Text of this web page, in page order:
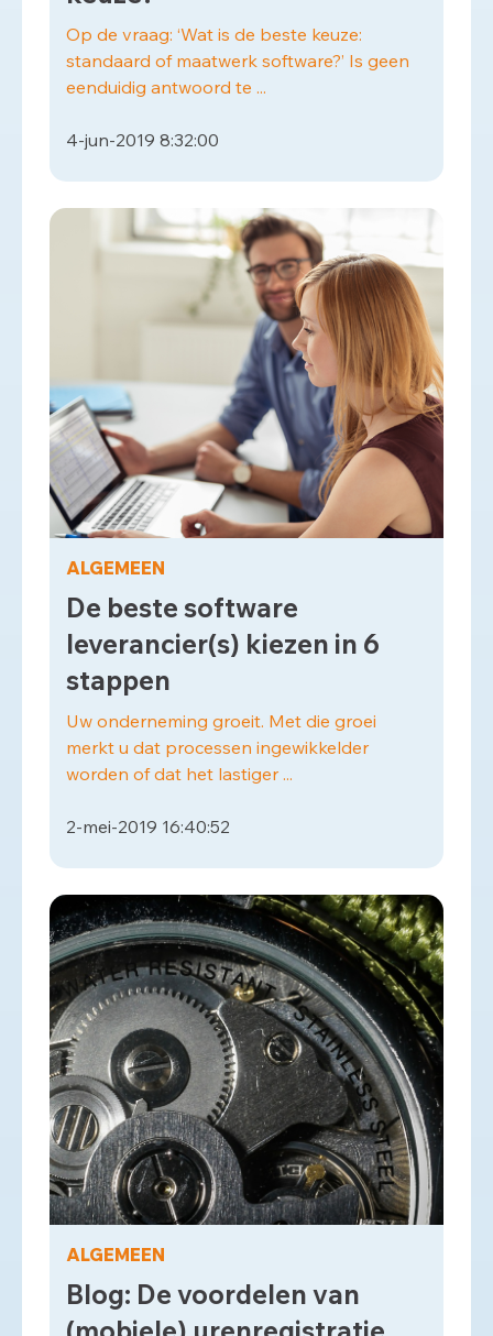
Op de vraag: ‘Wat is de beste keuze:
standaard of maatwerk software?’ Is geen
eenduidig antwoord te ...
4-jun-2019 8:32:00
ALGEMEEN
De beste software
leverancier(s) kiezen in 6
stappen
Uw onderneming groeit. Met die groei
merkt u dat processen ingewikkelder
worden of dat het lastiger ...
2-mei-2019 16:40:52
ALGEMEEN
Blog: De voordelen van